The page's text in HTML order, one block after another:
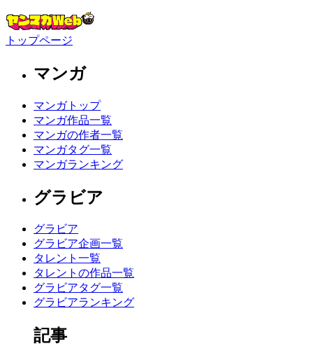
トップページ
マンガ
マンガトップ
マンガ作品一覧
マンガの作者一覧
マンガタグ一覧
マンガランキング
グラビア
グラビア
グラビア企画一覧
タレント一覧
タレントの作品一覧
グラビアタグ一覧
グラビアランキング
記事